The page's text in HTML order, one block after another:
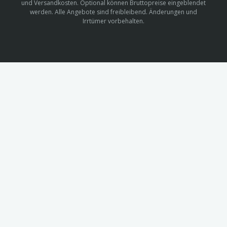
und Versandkosten. Optional können Bruttopreise eingeblendet
werden. Alle Angebote sind freibleibend. Änderungen und
Irrtümer vorbehalten.